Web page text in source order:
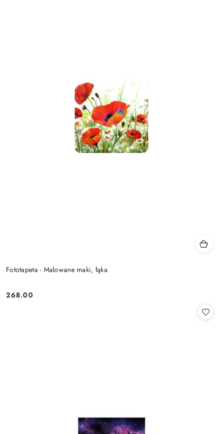
Fototapeta - Malowane maki, łąka
Cena:
268.00